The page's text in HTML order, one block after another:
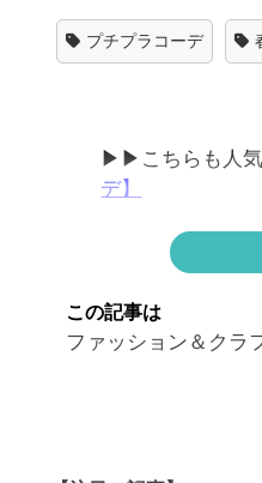
プチプラコーデ
▶▶こちらも人
デ】
この時期の紫外線
この記事は
ファッション＆クラ